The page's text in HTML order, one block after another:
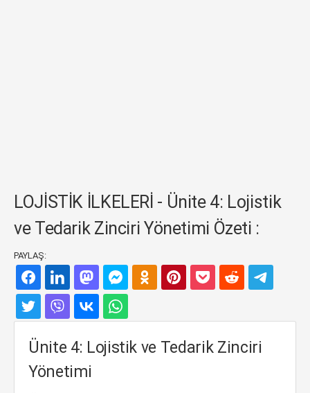
LOJİSTİK İLKELERİ - Ünite 4: Lojistik
ve Tedarik Zinciri Yönetimi Özeti :
PAYLAŞ:
Ünite 4: Lojistik ve Tedarik Zinciri
Yönetimi